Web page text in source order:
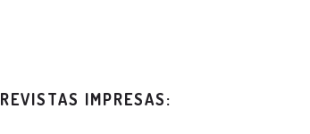
REVISTAS IMPRESAS: